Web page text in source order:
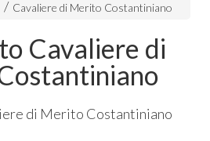
Cavaliere di Merito Costantiniano
Cavaliere di
di Merito Costantiniano